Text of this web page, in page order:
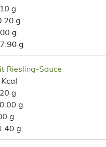
g
g
g
g
Riesling-Sauce
g
g
g
g